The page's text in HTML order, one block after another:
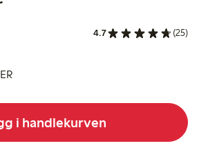
4.7 (25)
i handlekurven